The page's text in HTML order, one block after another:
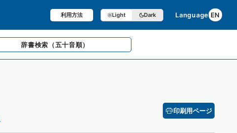
利用方法 Light Dark Language EN
辞書検索 （五十音順）
印刷用ページ